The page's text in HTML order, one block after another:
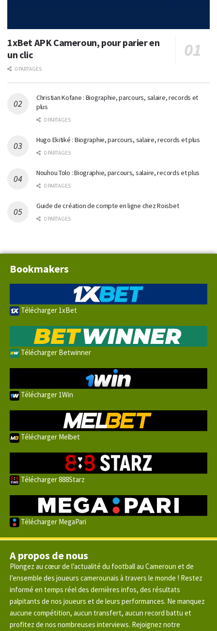
1xBet APK Cameroun, pour parier en
un clic
0 PARTAGES
Christian Kofane : Biographie, parcours, salaire, records et
plus
0 PARTAGES
Hugo Ekitiké : Biographie, parcours, salaire, records et plus
0 PARTAGES
Nouhou Tolo : Biographie, parcours, salaire, records et plus
0 PARTAGES
Guide de création de compte en ligne chez Roisbet
0 PARTAGES
Bookmakers
Télécharger 1xBet
Télécharger Betwinner
Télécharger 1Win
Télécharger Melbet
Télécharger 888Starz
Télécharger MegaPari
A propos de nous
Plongez au cœur de l’actualité du football au Cameroun et de
l’ensemble des joueurs camerounais à travers le monde ! Restez
informé en temps réel des dernières infos, des résultats
palpitants de nos joueurs et de leurs performances. Ne manquez
aucune compétition, aucun transfert, aucun record battu et
profitez de nos nombreuses interviews. Rejoignez notre